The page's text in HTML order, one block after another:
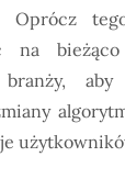
Oprócz
na
aby